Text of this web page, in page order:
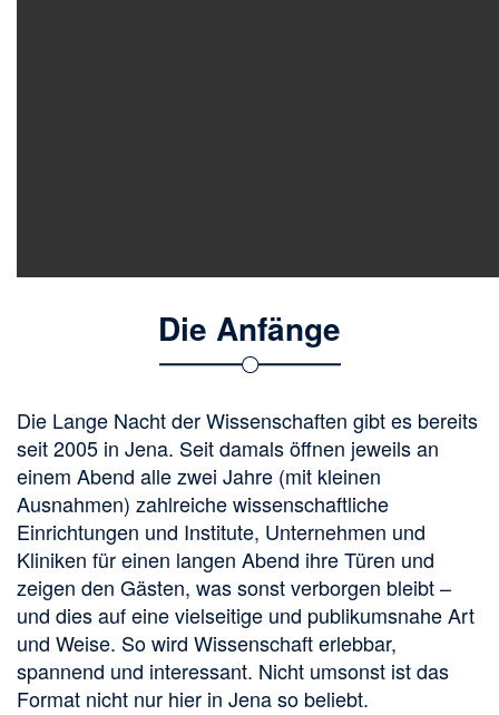
Die Anfänge
Die Lange Nacht der Wissenschaften gibt es bereits
seit 2005 in Jena. Seit damals öffnen jeweils an
einem Abend alle zwei Jahre (mit kleinen
Ausnahmen) zahlreiche wissenschaftliche
Einrichtungen und Institute, Unternehmen und
Kliniken für einen langen Abend ihre Türen und
zeigen den Gästen, was sonst verborgen bleibt –
und dies auf eine vielseitige und publikumsnahe Art
und Weise. So wird Wissenschaft erlebbar,
spannend und interessant. Nicht umsonst ist das
Format nicht nur hier in Jena so beliebt.